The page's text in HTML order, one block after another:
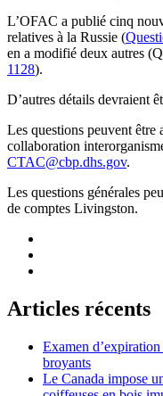
L’OFAC a publié cinq
relatives à la Russie (
en a modifié deux autres
1128).
D’autres détails devraient
Les questions peuvent être
collaboration
CTAC@cbp.dhs.gov.
Les questions générales
de comptes Livingston.
Articles récents
Examen
broyants
Le Canada impose